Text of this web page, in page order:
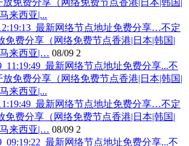
最新网络节点地址免费分享…不定
费分享（网络免费节点香港|日本|韩国|
来西亚|… 08/09 2
最新网络节点地址免费分享…不定
费分享（网络免费节点香港|日本|韩国|
来西亚|… 08/09 2